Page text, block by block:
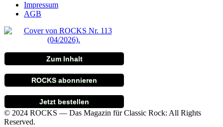
Impressum
AGB
Zum Inhalt
ROCKS abonnieren
Jetzt bestellen
© 2024 ROCKS — Das Magazin für Classic Rock: All Rights
Reserved.